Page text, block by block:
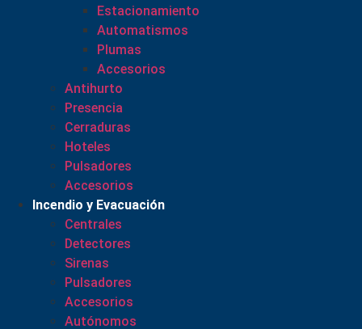
Estacionamiento
Automatismos
Plumas
Accesorios
Antihurto
Presencia
Cerraduras
Hoteles
Pulsadores
Accesorios
Incendio y Evacuación
Centrales
Detectores
Sirenas
Pulsadores
Accesorios
Autónomos